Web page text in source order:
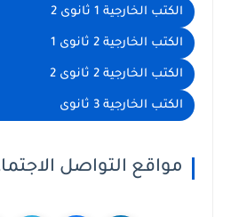
الكتب الخارجية 1 ثانوى 2
الكتب الخارجية 2 ثانوى 1
الكتب الخارجية 2 ثانوى 2
الكتب الخارجية 3 ثانوى
مواقع التواصل